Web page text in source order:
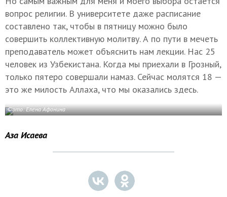
вопрос религии. В университете даже расписание
составлено так, чтобы в пятницу можно было
совершить коллективную молитву. А по пути в мечеть
преподаватель может объяснить нам лекции. Нас 25
человек из Узбекистана. Когда мы приехали в Грозный,
только пятеро совершали намаз. Сейчас молятся 18 —
это же милость Аллаха, что мы оказались здесь.
Фото: Елена Афонина
Аза Исаева